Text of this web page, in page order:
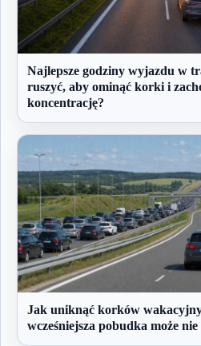
Najlepsze godziny wyjazdu w
ruszyć, aby ominąć korki i
koncentrację?
Jak uniknąć korków
wcześniejsza pobudka może